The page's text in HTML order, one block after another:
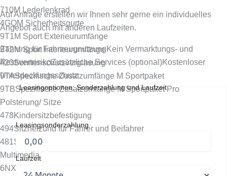
710M Lederlenkrad
4GQM Sicherheitsgurte
9T1M Sport Exterieurumfänge
9T2M Sport Interieurumfänge
420Sonnenschutzverglasung
9TASpezifische Zusatzumfänge M Sportpaket
9TBSpezifische Zusatzumfänge M Sportpaket Pro
Polsterung/ Sitze
478 Kindersitzbefestigung
494Sitzheizung für Fahrer und Beifahrer
481Sportsitze für Fahrer und Beifahrer
Multimedia
6NX
Auf Anfrage erstellen wir Ihnen sehr gerne ein individuelles
Angebot auch mit anderen Laufzeiten.
Zahlung für Fahrzeugnutzung Kein Vermarktungs- und
RestwertrisikoZusätzliche Services (optional)Kostenloser
Unterdeckungsschutz
Leasingoptionen: Sonderzahlung und Laufzeit
Leasingsonderzahlung
Laufzeit